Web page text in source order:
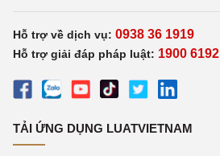
Hỗ trợ về dịch vụ: 0938 36 1919
Hỗ trợ giải đáp pháp luật: 1900 6192
TẢI ỨNG DỤNG LUATVIETNAM